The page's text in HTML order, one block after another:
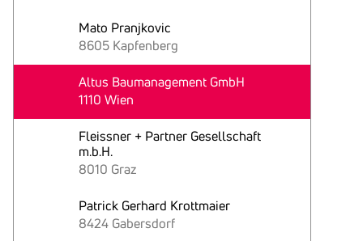
Mato Pranjkovic
8605 Kapfenberg
Altus Baumanagement GmbH
1110 Wien
Fleissner + Partner Gesellschaft
m.b.H.
8010 Graz
Patrick Gerhard Krottmaier
8424 Gabersdorf